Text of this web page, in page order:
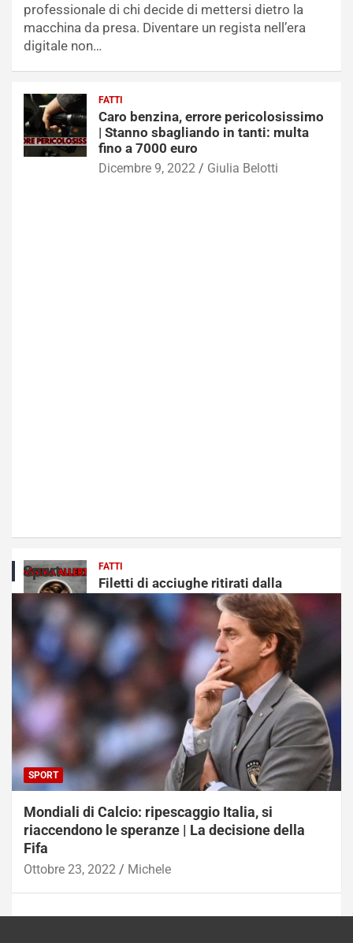
professionale di chi decide di mettersi dietro la
macchina da presa. Diventare un regista nell’era
digitale non…
FATTI
Caro benzina, errore pericolosissimo
| Stanno sbagliando in tanti: multa
fino a 7000 euro
Dicembre 9, 2022 Giulia Belotti
FATTI
Filetti di acciughe ritirati dalla
vendita | Il rischio è doppio: non
mangiarle assolutamente
Dicembre 8, 2022 Giulia Belotti
Sport
SPORT
Mondiali di Calcio: ripescaggio Italia, si
riaccendono le speranze | La decisione della
Fifa
Ottobre 23, 2022 Michele